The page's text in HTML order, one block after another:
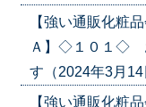
【強い通販化粧
Ａ】◇１０１◇
す（2024年3月
【強い通販化粧